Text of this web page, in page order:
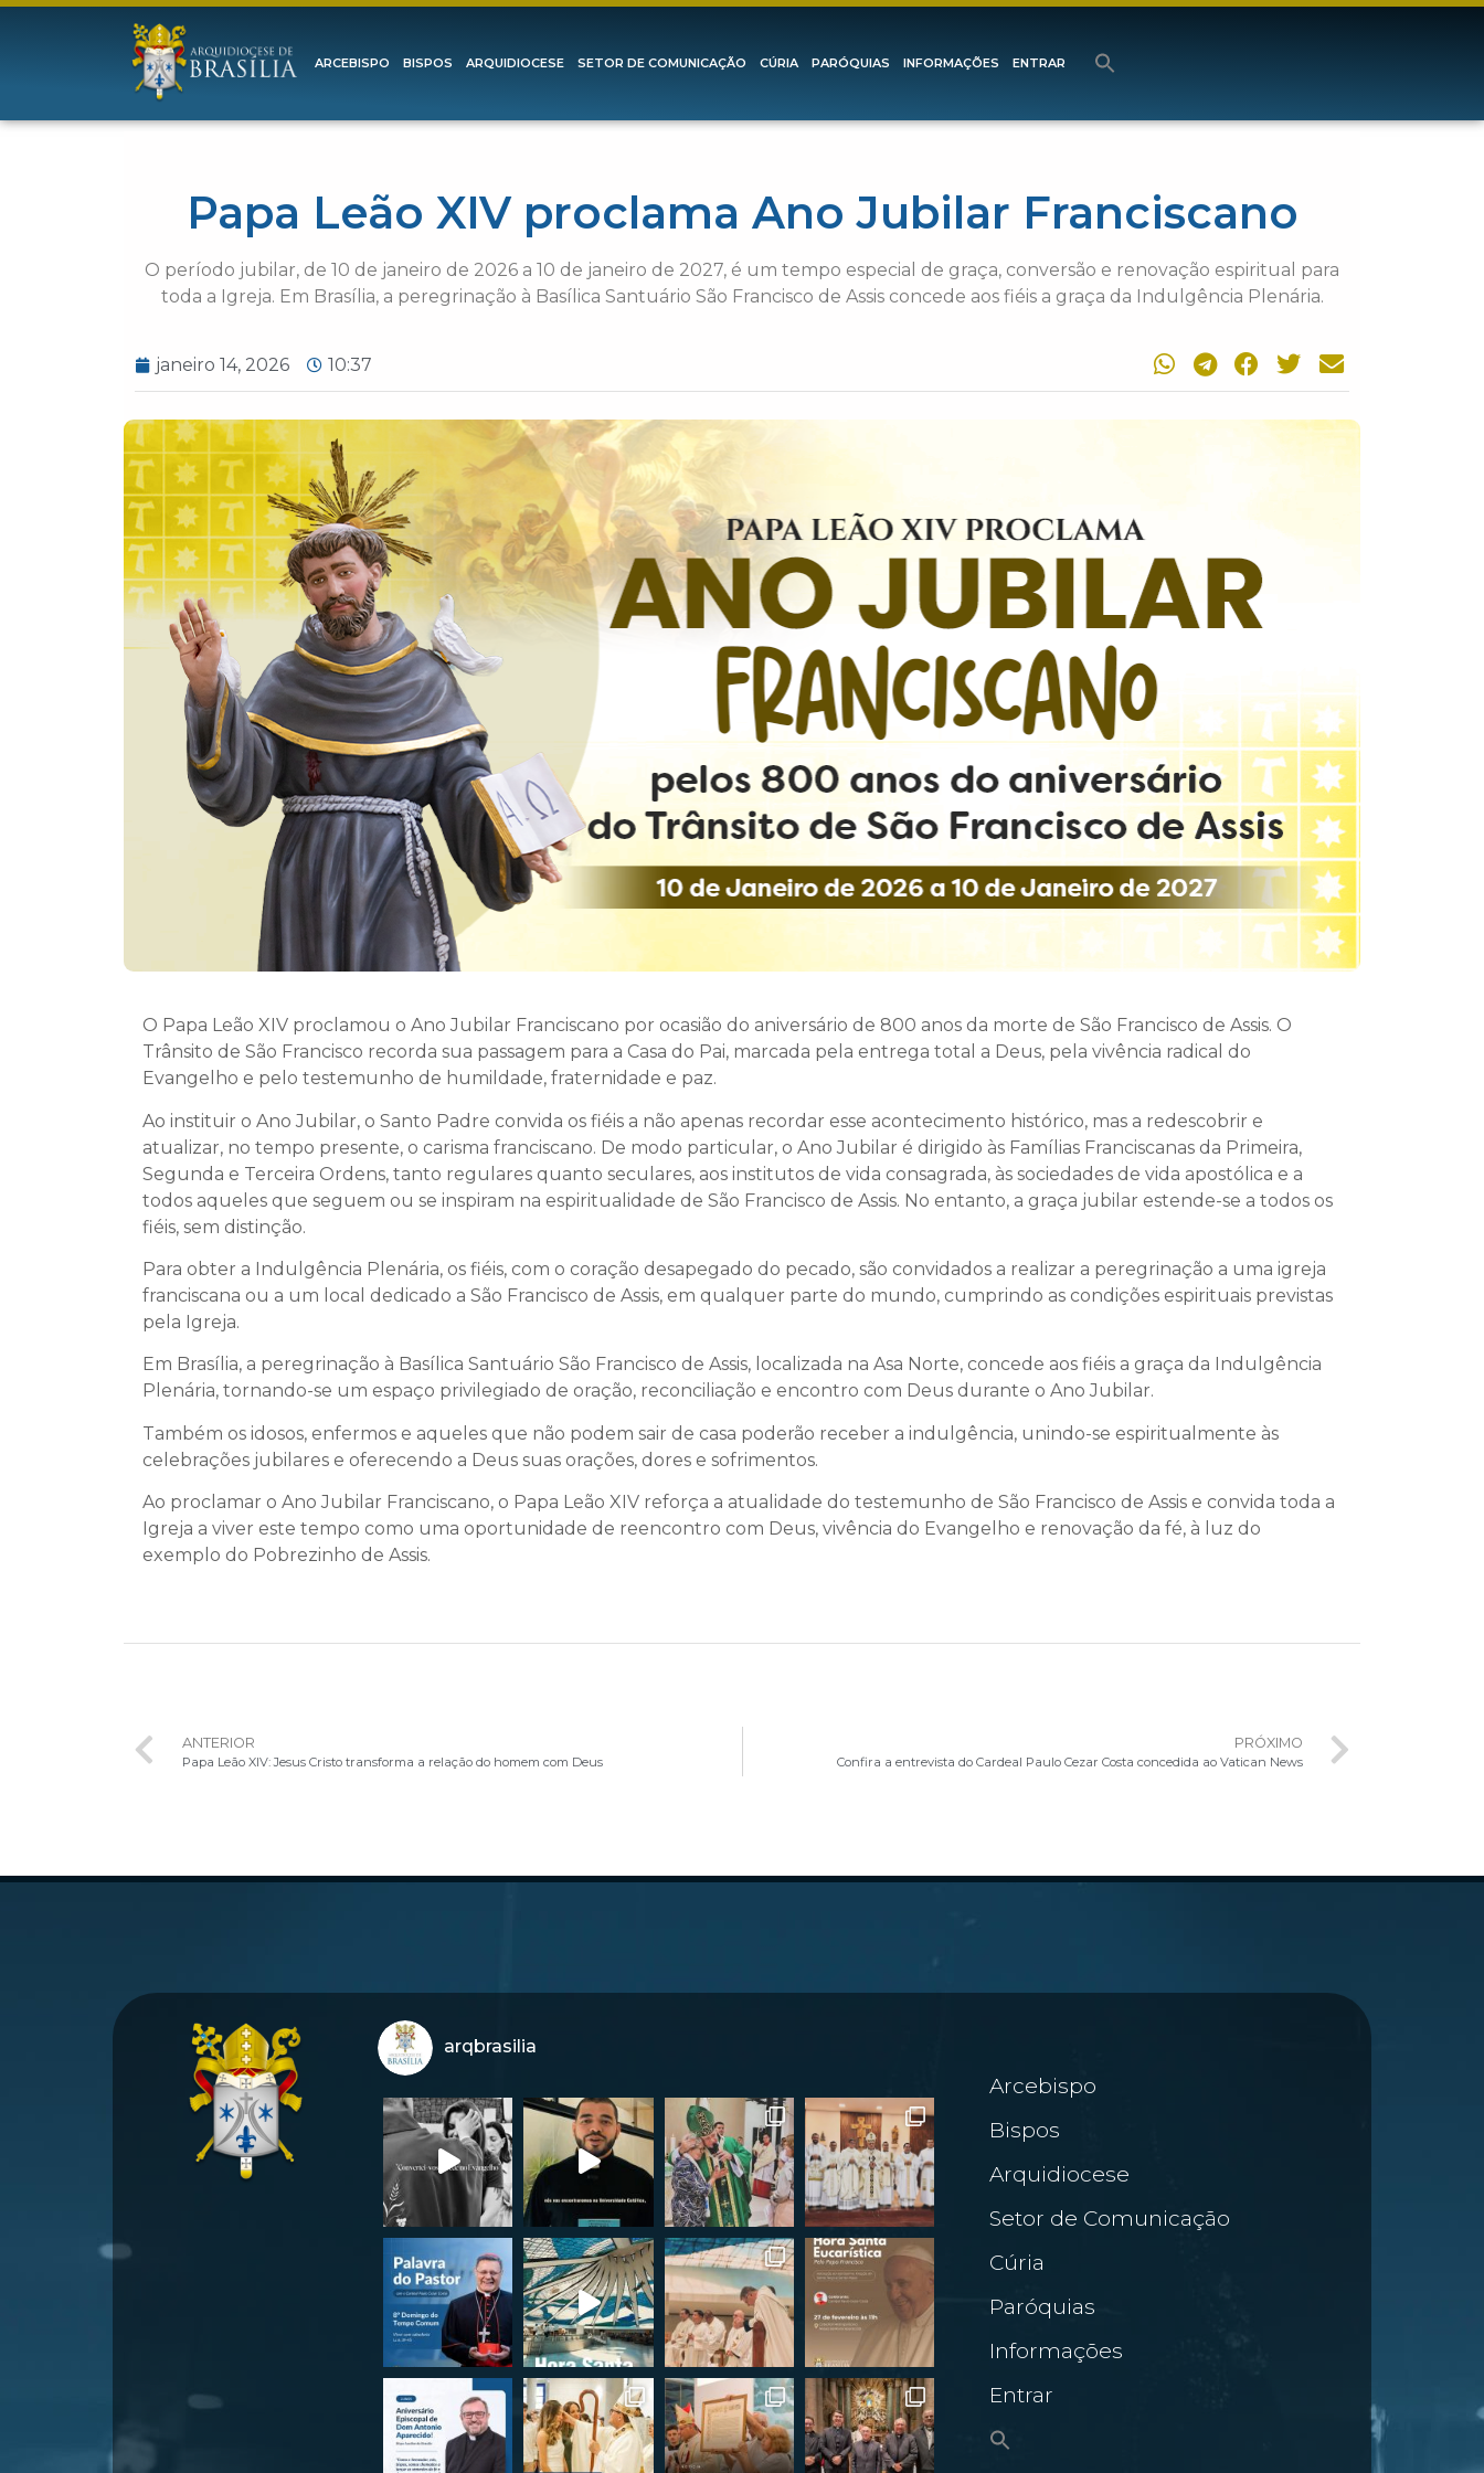
ARCEBISPO BISPOS ARQUIDIOCESE SETOR DE COMUNICAÇÃO CÚRIA PARÓQUIAS INFORMAÇÕES ENTRAR
Papa Leão XIV proclama Ano Jubilar Franciscano
O período jubilar, de 10 de janeiro de 2026 a 10 de janeiro de 2027, é um tempo especial de graça, conversão e renovação espiritual para
toda a Igreja. Em Brasília, a peregrinação à Basílica Santuário São Francisco de Assis concede aos fiéis a graça da Indulgência Plenária.
janeiro 14, 2026 10:37
O Papa Leão XIV proclamou o Ano Jubilar Franciscano por ocasião do aniversário de 800 anos da morte de São Francisco de Assis. O
Trânsito de São Francisco recorda sua passagem para a Casa do Pai, marcada pela entrega total a Deus, pela vivência radical do
Evangelho e pelo testemunho de humildade, fraternidade e paz.
Ao instituir o Ano Jubilar, o Santo Padre convida os fiéis a não apenas recordar esse acontecimento histórico, mas a redescobrir e
atualizar, no tempo presente, o carisma franciscano. De modo particular, o Ano Jubilar é dirigido às Famílias Franciscanas da Primeira,
Segunda e Terceira Ordens, tanto regulares quanto seculares, aos institutos de vida consagrada, às sociedades de vida apostólica e a
todos aqueles que seguem ou se inspiram na espiritualidade de São Francisco de Assis. No entanto, a graça jubilar estende-se a todos os
fiéis, sem distinção.
Para obter a Indulgência Plenária, os fiéis, com o coração desapegado do pecado, são convidados a realizar a peregrinação a uma igreja
franciscana ou a um local dedicado a São Francisco de Assis, em qualquer parte do mundo, cumprindo as condições espirituais previstas
pela Igreja.
Em Brasília, a peregrinação à Basílica Santuário São Francisco de Assis, localizada na Asa Norte, concede aos fiéis a graça da Indulgência
Plenária, tornando-se um espaço privilegiado de oração, reconciliação e encontro com Deus durante o Ano Jubilar.
Também os idosos, enfermos e aqueles que não podem sair de casa poderão receber a indulgência, unindo-se espiritualmente às
celebrações jubilares e oferecendo a Deus suas orações, dores e sofrimentos.
Ao proclamar o Ano Jubilar Franciscano, o Papa Leão XIV reforça a atualidade do testemunho de São Francisco de Assis e convida toda a
Igreja a viver este tempo como uma oportunidade de reencontro com Deus, vivência do Evangelho e renovação da fé, à luz do
exemplo do Pobrezinho de Assis.
ANTERIOR
Papa Leão XIV: Jesus Cristo transforma a relação do homem com Deus
PRÓXIMO
Confira a entrevista do Cardeal Paulo Cezar Costa concedida ao Vatican News
arqbrasilia
Arcebispo
Bispos
Arquidiocese
Setor de Comunicação
Cúria
Paróquias
Informações
Entrar